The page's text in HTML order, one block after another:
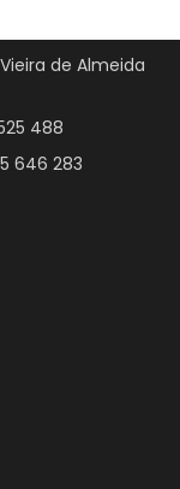
de Almeida
488
646 283